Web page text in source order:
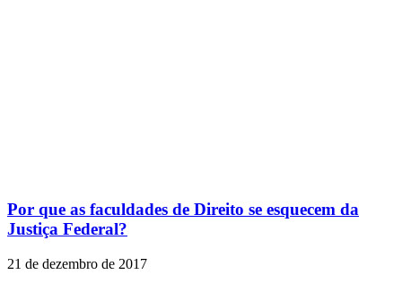
Por que as faculdades de Direito se esquecem da
Justiça Federal?
21 de dezembro de 2017